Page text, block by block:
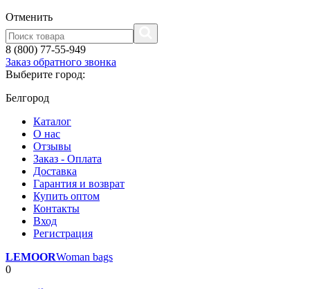
Отменить
8 (800) 77-55-949
Заказ обратного звонка
Выберите город:
Белгород
Каталог
О нас
Отзывы
Заказ - Оплата
Доставка
Гарантия и возврат
Купить оптом
Контакты
Вход
Регистрация
LEMOORWoman bags
0